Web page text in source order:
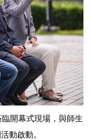
開幕式現場，與師生
動啟動。